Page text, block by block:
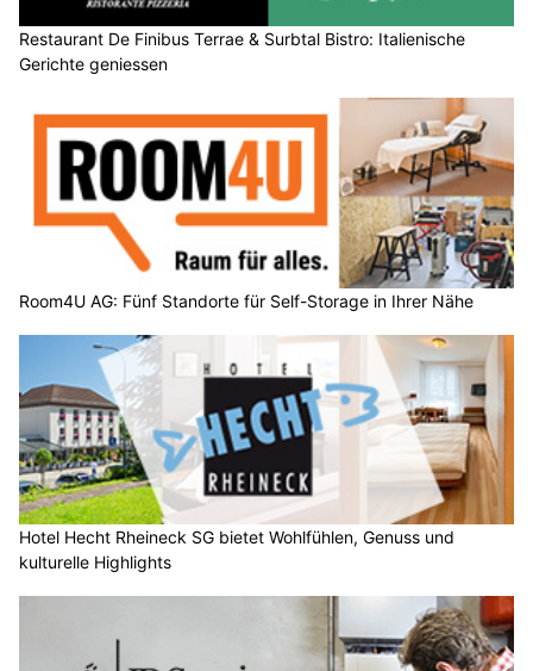
Restaurant De Finibus Terrae & Surbtal Bistro: Italienische
Gerichte geniessen
Room4U AG: Fünf Standorte für Self-Storage in Ihrer Nähe
Hotel Hecht Rheineck SG bietet Wohlfühlen, Genuss und
kulturelle Highlights